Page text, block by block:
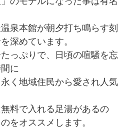
泉本館が朝夕打ち鳴らす刻
深めています。
っぷりで、日頃の喧騒を忘
に
く地域住民から愛され人気
料で入れる足湯があるの
をオススメします。